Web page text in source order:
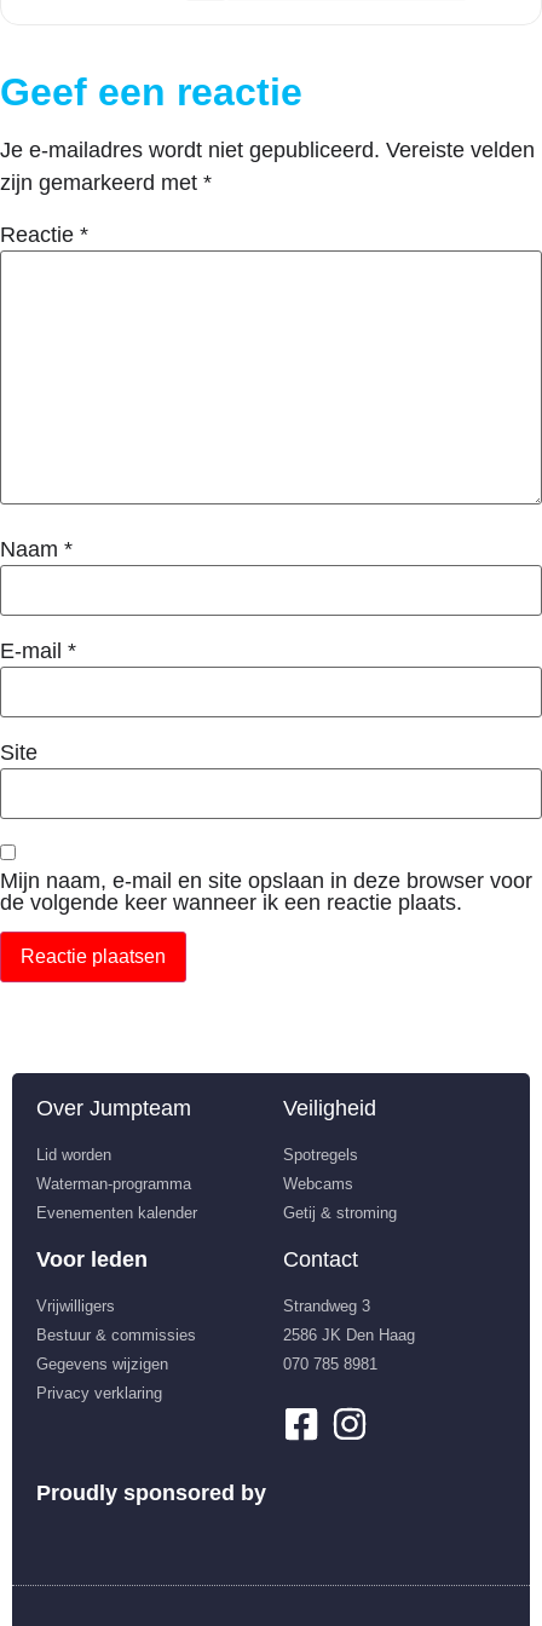
Geef een reactie
Je e-mailadres wordt niet gepubliceerd. Vereiste velden
zijn gemarkeerd met *
Reactie *
Naam *
E-mail *
Site
Mijn naam, e-mail en site opslaan in deze browser voor
de volgende keer wanneer ik een reactie plaats.
Over Jumpteam
Lid worden
Waterman-programma
Evenementen kalender
Veiligheid
Spotregels
Webcams
Getij & stroming
Voor leden
Vrijwilligers
Bestuur & commissies
Gegevens wijzigen
Privacy verklaring
Contact
Strandweg 3
2586 JK Den Haag
070 785 8981
Proudly sponsored by